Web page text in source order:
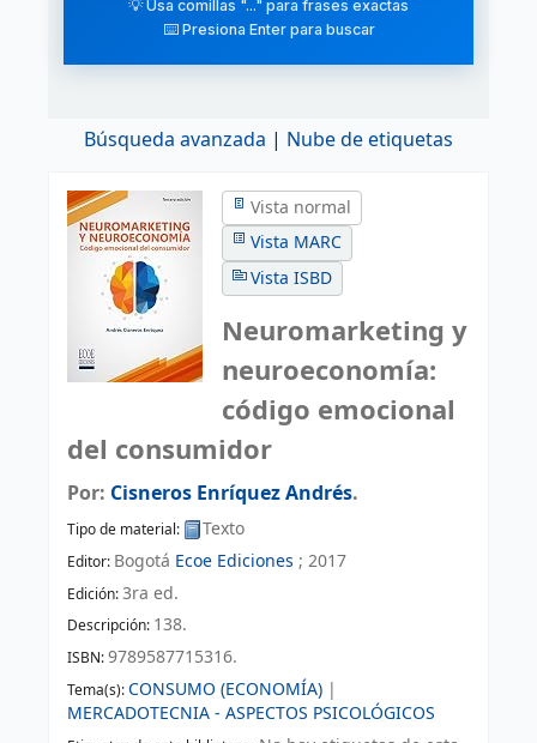
💡 Usa comillas "..." para frases exactas
⌨️ Presiona Enter para buscar
Búsqueda avanzada Nube de etiquetas
Vista normal
Vista MARC
Vista ISBD
Neuromarketing y
neuroeconomía:
código emocional
del consumidor
Por: Cisneros Enríquez Andrés.
Tipo de material: Texto
Editor: Bogotá Ecoe Ediciones ; 2017
Edición:3ra ed.
Descripción: 138.
ISBN:9789587715316.
Tema(s):CONSUMO (ECONOMÍA) |
MERCADOTECNIA - ASPECTOS PSICOLÓGICOS